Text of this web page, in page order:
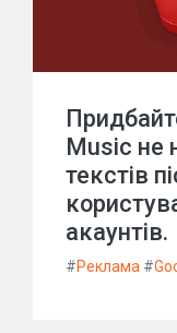
Music не
текстів
акаунтів.
#Реклама #